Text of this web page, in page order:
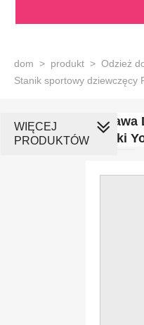
dom > produkt > Odzież
Stanik sportowy dziewczęcy
Staniki
WIĘCEJ
PRODUKTÓW